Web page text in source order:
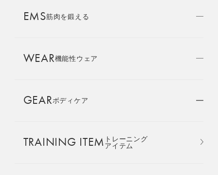
AMBASSADOR
SIXPAD APP
COLUMN
LARGE ORDER ⼤⼝注⽂窓⼝
EMS筋肉を鍛える
WEAR機能性ウェア
GEARボディケア
TRAINING ITEM トレーニング
アイテム